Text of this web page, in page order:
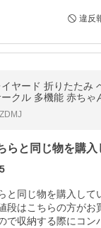
違反
イヤード 折りたたみ
クル 多機能 赤ちゃ
び 揺りかご 高さ調整
生児 出産祝い ギフト
5
と同じ物を購入して
段はこちらの方がお
で収納する際にコン